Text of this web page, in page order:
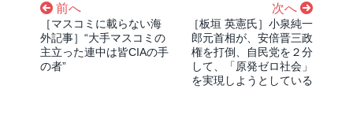
前へ
［マスコミに載らない海
外記事］“大手マスコミの
主立った連中は皆CIAの手
の者”
次へ
［板垣 英憲氏］小泉純一
郎元首相が、安倍晋三政
権を打倒、自民党を２分
して、「原発ゼロ社会」
を実現しようとしている